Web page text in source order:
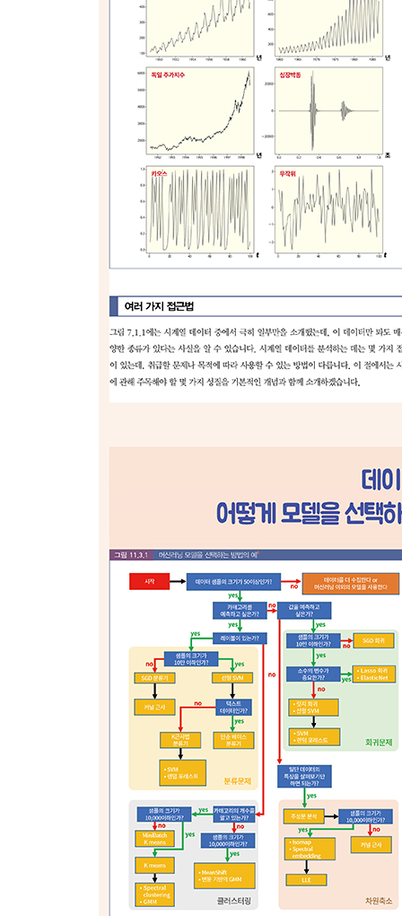
▣ 05장: 확률모델
5.1 확률과정
___확률적인 상황을 생각해 보자
___확률분포는 확률의 정보를 모아 놓은 것이다
___연속변수의 확률분포
___연속변수의 확률분포: 확률밀도함수
___주사위를 여러 번 던진다
5.2 마르코프 과정
___마르코프 과정은 과거의 상태를 무시한다
___점심 메뉴 정하기
___어떤 비율로 라면을 먹게 될까
___상태확률의 방정식을 세운다
___시간이 충분히 경과한 후
5.3 대기행렬이론
___창구의 대기줄을 확률적으로 표현한다
___평균적인 움직임에 기반한 추측
___사용자가 무작위로 도착하는 모습을 표현한 포
___확률모델의 강점과 한계
___수치적인 해석은 비교적 쉽다
___마르코프 근사
___뱀 주사위 놀이 결과
___정규분포는 확률분포의 왕
___정규분포의 정의
___다른 정규분포끼리 덧셈한 것도 정규분포
___정규분포를 제곱해서 덧셈하면 어떻게 될까?
6.2 통계적 검정
___분산에 관해 생각해 본다
___우연의 확률
___평균에 관한 검정
___통계검정은 만능이 아니다
___1종 오류와 2종 오류
___통계검정 실시